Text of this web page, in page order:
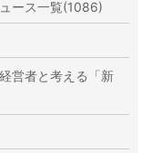
ース一覧(1086)
営者と考える「新